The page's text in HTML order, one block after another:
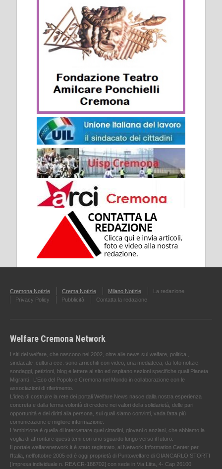
Cremona Notizie Crema Notizie Milano Notizie
La redazione
Privacy Policy
Pubblicità Contatta la redazione
Welfare Cremona Network
I siti del welfare, che nascono nel 2002, oltre alle news sul welfare, politica ,
sindacale ,cultura ecc. sono arricchiti con video, una mediateca, da foto notizie,
sondaggi, petizioni, blog e lettere al sito ed ospitano sezioni specifiche quali Pianeta
Migranti , L'Eco del Popolo e Cremona nel Mondo in collaborazione con le
associazioni di riferimento.
L'idea di costruire la rete dei portali Welfare News nasce dalla nostra esperienza
concreta e dalla ferma volontà di credere nei valori della solidarietà, delle pari
opportunità e dei diritti alla persona, sui quali siamo convinti, vada fatta più
comunicazione e migliore informazione.
L'ambizione è quella di intercettare quei cittadini, giovani o anziani, che abbiamo la
voglia di affrontare questi temi con uno sguardo lungo verso il futuro.
Il portale welfarenetwork.it è stato registrato, al Network Information Center per
l'Italia, nell’ottobre 2005 ed è oggi proprietà di Puntowelfare di GIANCARLO STORTI
[Impresa individuale n. REA CR-188702] con sede in Via Litta, 4- Cap 26100